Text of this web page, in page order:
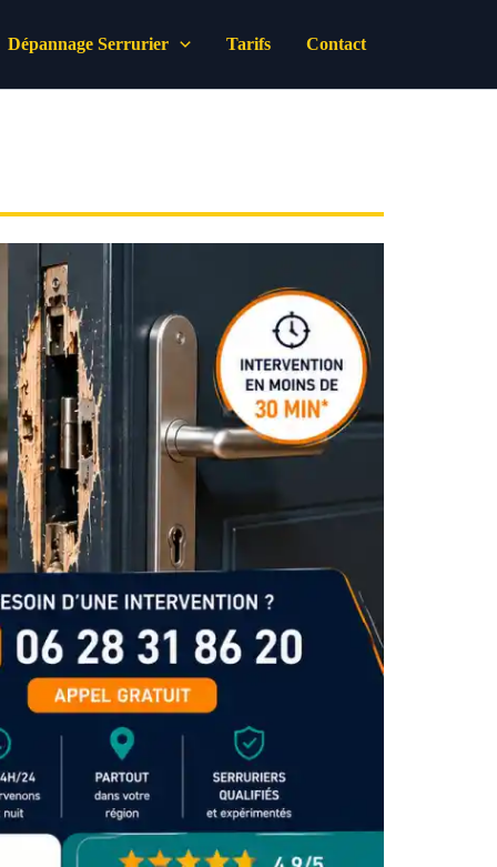
Dépannage Serrurier Tarifs Contact